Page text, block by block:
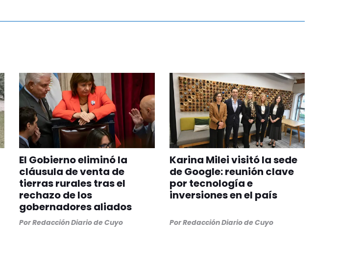
El Gobierno eliminó la
cláusula de venta de
tierras rurales tras el
rechazo de los
gobernadores aliados
PorRedacción Diario de Cuyo
Karina Milei visitó la sede
de Google: reunión clave
por tecnología e
inversiones en el país
PorRedacción Diario de Cuyo